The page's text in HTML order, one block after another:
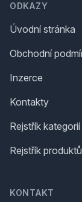
ODKAZY
Úvodní stránka
Obchodní
Inzerce
Kontakty
Rejstřík kategorií
Rejstřík produktů
KONTAKT